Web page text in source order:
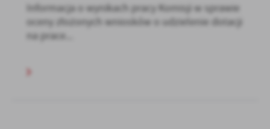
Informacja o wynikach pracy Komisji w sprawie
oceny złożonych wniosków o udzielenie dotacji
na prace...